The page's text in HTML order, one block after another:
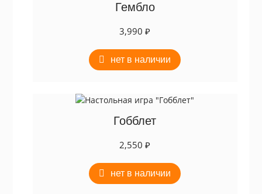
Гембло
3,990₽
нет в наличии
Гобблет
2,550₽
нет в наличии